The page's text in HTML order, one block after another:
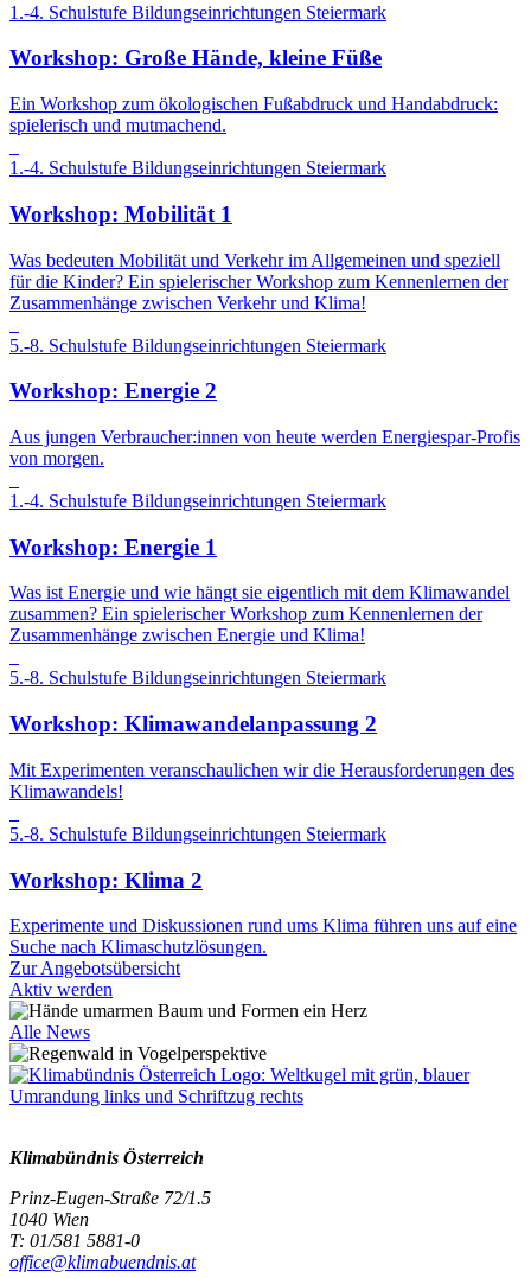
1.-4. Schulstufe Bildungseinrichtungen Steiermark
Workshop: Große Hände, kleine Füße
Ein Workshop zum ökologischen Fußabdruck und Handabdruck:
spielerisch und mutmachend.
1.-4. Schulstufe Bildungseinrichtungen Steiermark
Workshop: Mobilität 1
Was bedeuten Mobilität und Verkehr im Allgemeinen und speziell
für die Kinder? Ein spielerischer Workshop zum Kennenlernen der
Zusammenhänge zwischen Verkehr und Klima!
5.-8. Schulstufe Bildungseinrichtungen Steiermark
Workshop: Energie 2
Aus jungen Verbraucher:innen von heute werden Energiespar-Profis
von morgen.
1.-4. Schulstufe Bildungseinrichtungen Steiermark
Workshop: Energie 1
Was ist Energie und wie hängt sie eigentlich mit dem Klimawandel
zusammen? Ein spielerischer Workshop zum Kennenlernen der
Zusammenhänge zwischen Energie und Klima!
5.-8. Schulstufe Bildungseinrichtungen Steiermark
Workshop: Klimawandelanpassung 2
Mit Experimenten veranschaulichen wir die Herausforderungen des
Klimawandels!
5.-8. Schulstufe Bildungseinrichtungen Steiermark
Workshop: Klima 2
Experimente und Diskussionen rund ums Klima führen uns auf eine
Suche nach Klimaschutzlösungen.
Zur Angebotsübersicht
Aktiv werden
Alle News
Klimabündnis Österreich
Prinz-Eugen-Straße 72/1.5
1040 Wien
T: 01/581 5881-0
office@klimabuendnis.at